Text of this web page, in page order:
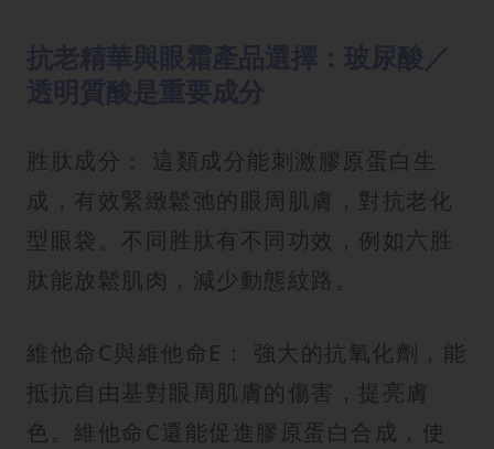
胜肽成分： 這類成分能刺激膠原蛋白生
成，有效緊緻鬆弛的眼周肌膚，對抗老化
型眼袋。不同胜肽有不同功效，例如六胜
肽能放鬆肌肉，減少動態紋路。
維他命C與維他命E： 強大的抗氧化劑，能
抵抗自由基對眼周肌膚的傷害，提亮膚
色。維他命C還能促進膠原蛋白合成，使